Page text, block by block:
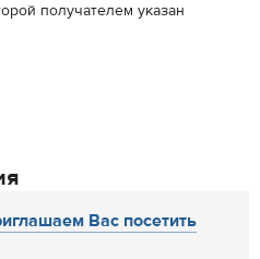
получателем указан
Вас посетить